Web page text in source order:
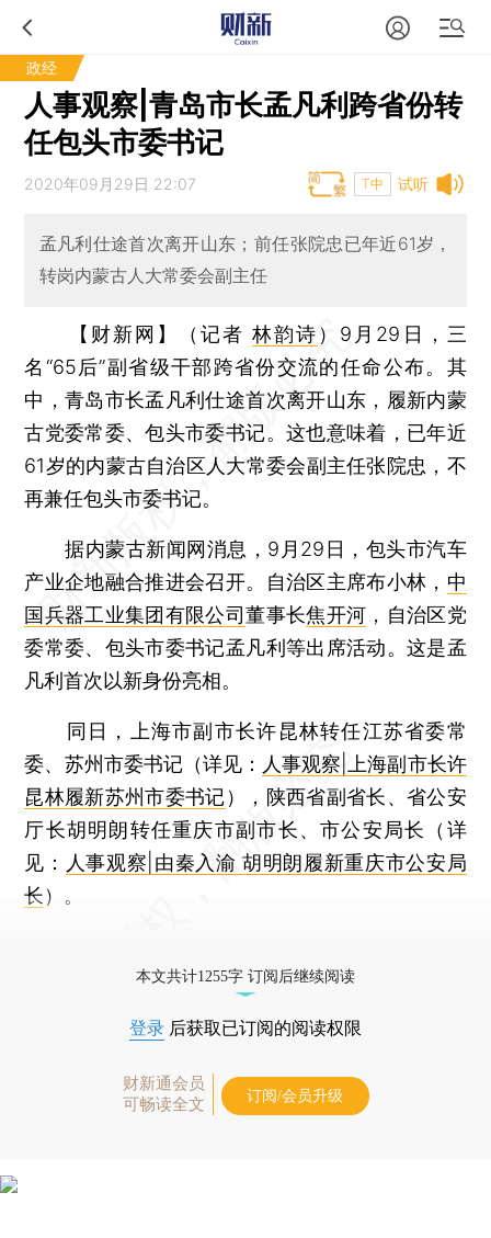
政经
人事观察|青岛市长孟凡利跨省份转
任包头市委书记
试听
2020年09月29日 22:07 T中
孟凡利仕途首次离开山东；前任张院忠已年近61岁，
转岗内蒙古人大常委会副主任
【财新网】（记者林韵诗 ） 9月29日，三
名“65后”副省级干部跨省份交流的任命公布。其
中，青岛市长孟凡利仕途首次离开山东，履新内蒙
古党委常委、包头市委书记。这也意味着，已年近
61岁的内蒙古自治区人大常委会副主任张院忠，不
再兼任包头市委书记。
据内蒙古新闻网消息，9月29日，包头市汽车
产业企地融合推进会召开。自治区主席布小林， 中
国兵器工业集团有限公司董事长焦开河 ，自治区党
委常委、包头市委书记孟凡利等出席活动。这是孟
凡利首次以新身份亮相。
同日，上海市副市长许昆林转任江苏省委常
委、苏州市委书记（详见： 人事观察|上海副市长许
昆林履新苏州市委书记），陕西省副省长、省公安
厅长胡明朗转任重庆市副市长、市公安局长（详
见：
人事观察|由秦入渝 胡明朗履新重庆市公安局
长）。
本文共计1255字 订阅后继续阅读
登录 后获取已订阅的阅读权限
财新通会员
可畅读全文
订阅/会员升级